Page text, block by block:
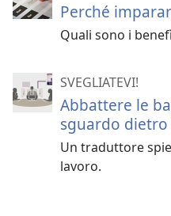
Perché
Quali sono i
SVEGLIATEVI!
Abbattere le
sguardo
Un traduttore
lavoro.